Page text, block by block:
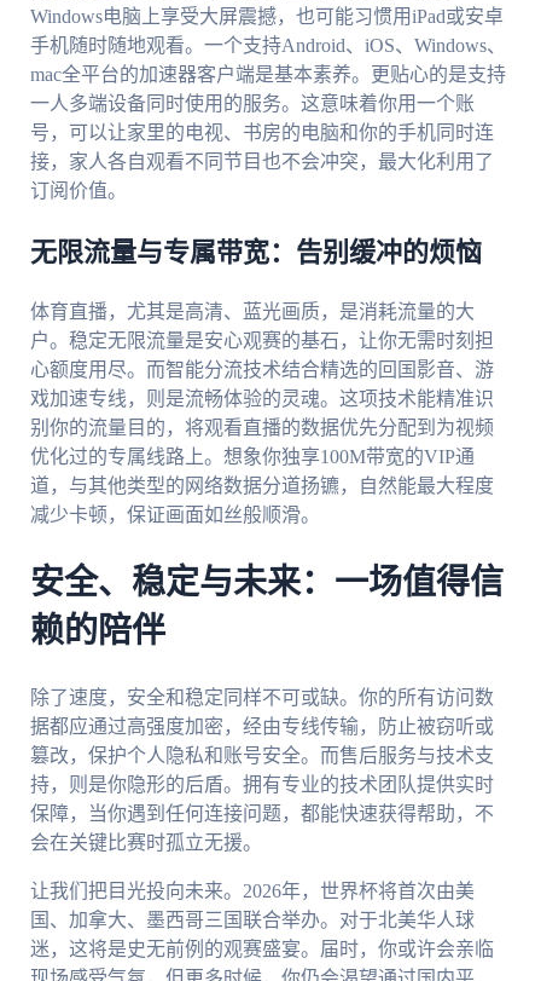
Windows电脑上享受大屏震撼，也可能习惯用iPad或安卓
手机随时随地观看。一个支持Android、iOS、Windows、
mac全平台的加速器客户端是基本素养。更贴心的是支持
一人多端设备同时使用的服务。这意味着你用一个账
号，可以让家里的电视、书房的电脑和你的手机同时连
接，家人各自观看不同节目也不会冲突，最大化利用了
订阅价值。
无限流量与专属带宽：告别缓冲的烦恼
体育直播，尤其是高清、蓝光画质，是消耗流量的大
户。稳定无限流量是安心观赛的基石，让你无需时刻担
心额度用尽。而智能分流技术结合精选的回国影音、游
戏加速专线，则是流畅体验的灵魂。这项技术能精准识
别你的流量目的，将观看直播的数据优先分配到为视频
优化过的专属线路上。想象你独享100M带宽的VIP通
道，与其他类型的网络数据分道扬镳，自然能最大程度
减少卡顿，保证画面如丝般顺滑。
安全、稳定与未来：一场值得信
赖的陪伴
除了速度，安全和稳定同样不可或缺。你的所有访问数
据都应通过高强度加密，经由专线传输，防止被窃听或
篡改，保护个人隐私和账号安全。而售后服务与技术支
持，则是你隐形的后盾。拥有专业的技术团队提供实时
保障，当你遇到任何连接问题，都能快速获得帮助，不
会在关键比赛时孤立无援。
让我们把目光投向未来。2026年，世界杯将首次由美
国、加拿大、墨西哥三国联合举办。对于北美华人球
迷，这将是史无前例的观赛盛宴。届时，你或许会亲临